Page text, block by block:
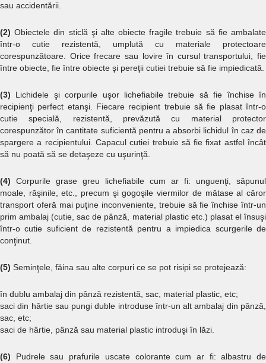
sau accidentării.
(2) Obiectele din sticlă şi alte obiecte fragile trebuie să fie ambalate
într-o cutie rezistentă, umplută cu materiale protectoare
corespunzătoare. Orice frecare sau lovire în cursul transportului, fie
între obiecte, fie între obiecte şi pereţii cutiei trebuie să fie impiedicată.
(3) Lichidele şi corpurile uşor lichefiabile trebuie să fie închise în
recipienţi perfect etanşi. Fiecare recipient trebuie să fie plasat într-o
cutie specială, rezistentă, prevăzută cu material protector
corespunzător în cantitate suficientă pentru a absorbi lichidul în caz de
spargere a recipientului. Capacul cutiei trebuie să fie fixat astfel încât
să nu poată să se detaşeze cu uşurinţă.
(4) Corpurile grase greu lichefiabile cum ar fi: unguenţi, săpunul
moale, răşinile, etc., precum şi gogoşile viermilor de mătase al căror
transport oferă mai puţine inconveniente, trebuie să fie închise într-un
prim ambalaj (cutie, sac de pânză, material plastic etc.) plasat el însuşi
într-o cutie suficient de rezistentă pentru a impiedica scurgerile de
conţinut.
(5) Seminţele, făina sau alte corpuri ce se pot risipi se protejează:
în dublu ambalaj din pânză rezistentă, sac, material plastic, etc;
saci din hârtie sau pungi duble introduse într-un alt ambalaj din pânză,
sac, etc;
saci de hârtie, pânză sau material plastic introduşi în lăzi.
(6) Pudrele sau prafurile uscate colorante cum ar fi: albastru de